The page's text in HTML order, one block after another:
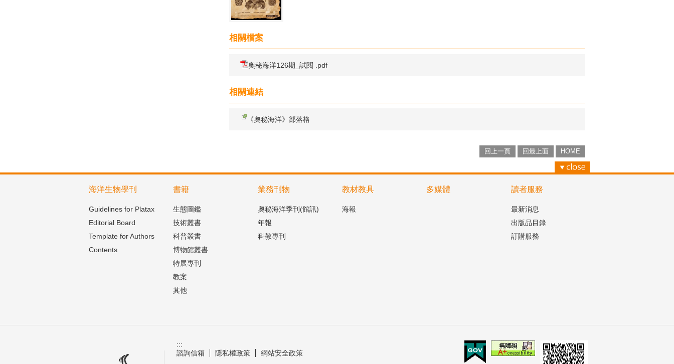
相關檔案
奧秘海洋126期_試閱 .pdf
相關連結
《奧秘海洋》部落格
回上一頁 回最上面 HOME
海洋生物學刊
Guidelines for Platax
Editorial Board
Template for Authors
Contents
書籍
生態圖鑑
技術叢書
科普叢書
博物館叢書
特展專刊
教案
其他
業務刊物
奧秘海洋季刊(館訊)
年報
科教專刊
教材教具
海報
多媒體 讀者服務
最新消息
出版品目錄
訂購服務
:::
諮詢信箱
隱私權政策 網站安全政策